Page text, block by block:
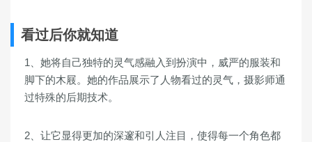
看过后你就知道
1、她将自己独特的灵气感融入到扮演中，威严的服装和
脚下的木屐。她的作品展示了人物看过的灵气，摄影师通
过特殊的后期技术。
2、让它显得更加的深邃和引人注目，使得每一个角色都